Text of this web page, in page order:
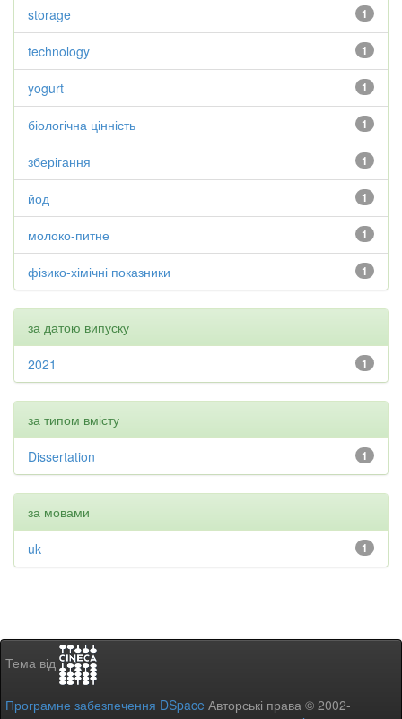
1
storage
1
technology
1
yogurt
1
біологічна цінність
1
зберігання
1
йод
1
молоко-питне
1
фізико-хімічні показники
за датою випуску
1
2021
за типом вмісту
1
Dissertation
за мовами
1
uk
Тема від
Програмне забезпечення DSpace Авторські права © 2002-